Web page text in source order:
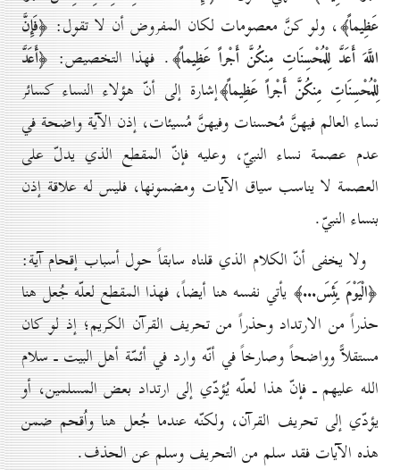
عَظِيماً﴾، ولو كنَّ معصومات لكان المفروض أن لا تقول:﴿فَإِنَّ
اللَّهَ أَعَدَّ لِلْمُحْسِنَاتِ مِنكُنَّ أَجْراً عَظِيماً﴾. فهذا التخصيص:﴿أَعَدَّ
لِلْمُحْسِنَاتِ مِنكُنَّ أَجْراً عَظِيماً﴾إشارة إلى أنّ هؤلاء النساء كسائر
نساء العالم فيهنَّ مُحسنات وفيهنَّ مُسيئات، إذن الآية واضحة في
عدم عصمة نساء النبيّ، وعليه فإنّ المقطع الذي يدلّ على
العصمة لا يناسب سياق الآيات ومضمونها، فليس له علاقة إذن
بنساء النبيّ.
ولا يخفى أنّ الكلام الذي قلناه سابقاً حول أسباب إقحام آية:
﴿الْيَوْمَ يَئِسَ...﴾ يأتي نفسه هنا أيضاً، فهذا المقطع لعلّه جُعل هنا
حذراً من الارتداد وحذراً من تحريف القرآن الكريم؛ إذ لو كان
مستقلاًّ وواضحاً وصارخاً في أنّه وارد في أئمّة أهل البيت ـ سلام
الله عليهم ـ فإنّ هذا لعلّه يُؤدّي إلى ارتداد بعض المسلمين، أو
يؤدّي إلى تحريف القرآن، ولكنّه عندما جُعل هنا واُقحم ضمن
هذه الآيات فقد سلم من التحريف وسلم عن الحذف.